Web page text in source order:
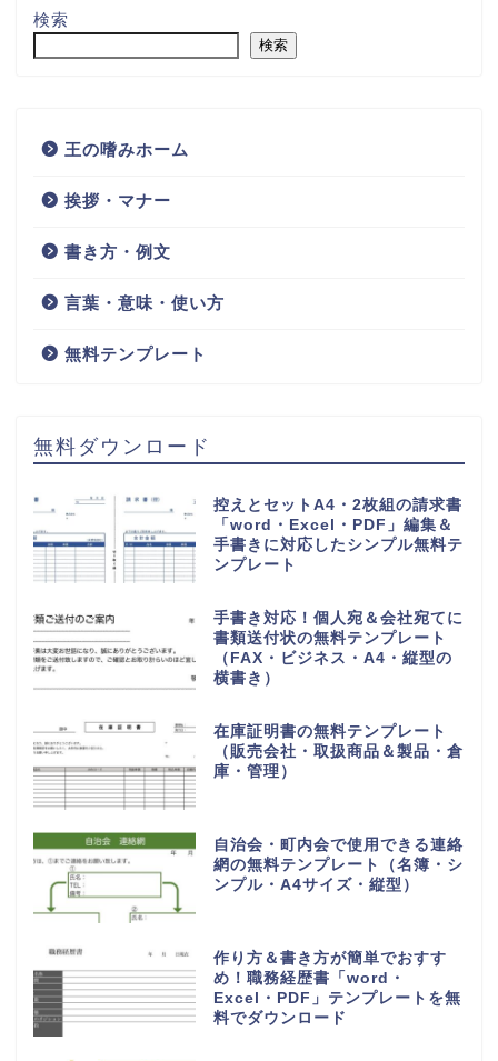
検索
検索
王の嗜みホーム
挨拶・マナー
書き方・例文
言葉・意味・使い方
無料テンプレート
無料ダウンロード
控えとセットA4・2枚組の請求書
「word・Excel・PDF」編集＆
手書きに対応したシンプル無料テ
ンプレート
手書き対応！個人宛＆会社宛てに
書類送付状の無料テンプレート
（FAX・ビジネス・A4・縦型の
横書き）
在庫証明書の無料テンプレート
（販売会社・取扱商品＆製品・倉
庫・管理）
自治会・町内会で使用できる連絡
網の無料テンプレート（名簿・シ
ンプル・A4サイズ・縦型）
作り方＆書き方が簡単でおすす
め！職務経歴書「word・
Excel・PDF」テンプレートを無
料でダウンロード